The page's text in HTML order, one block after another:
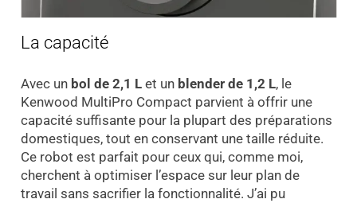
La capacité
Avec un bol de 2,1 Let un blender de 1,2 L, le
Kenwood MultiPro Compact parvient à offrir une
capacité suffisante pour la plupart des préparations
domestiques, tout en conservant une taille réduite.
Ce robot est parfait pour ceux qui, comme moi,
cherchent à optimiser l’espace sur leur plan de
travail sans sacrifier la fonctionnalité. J’ai pu